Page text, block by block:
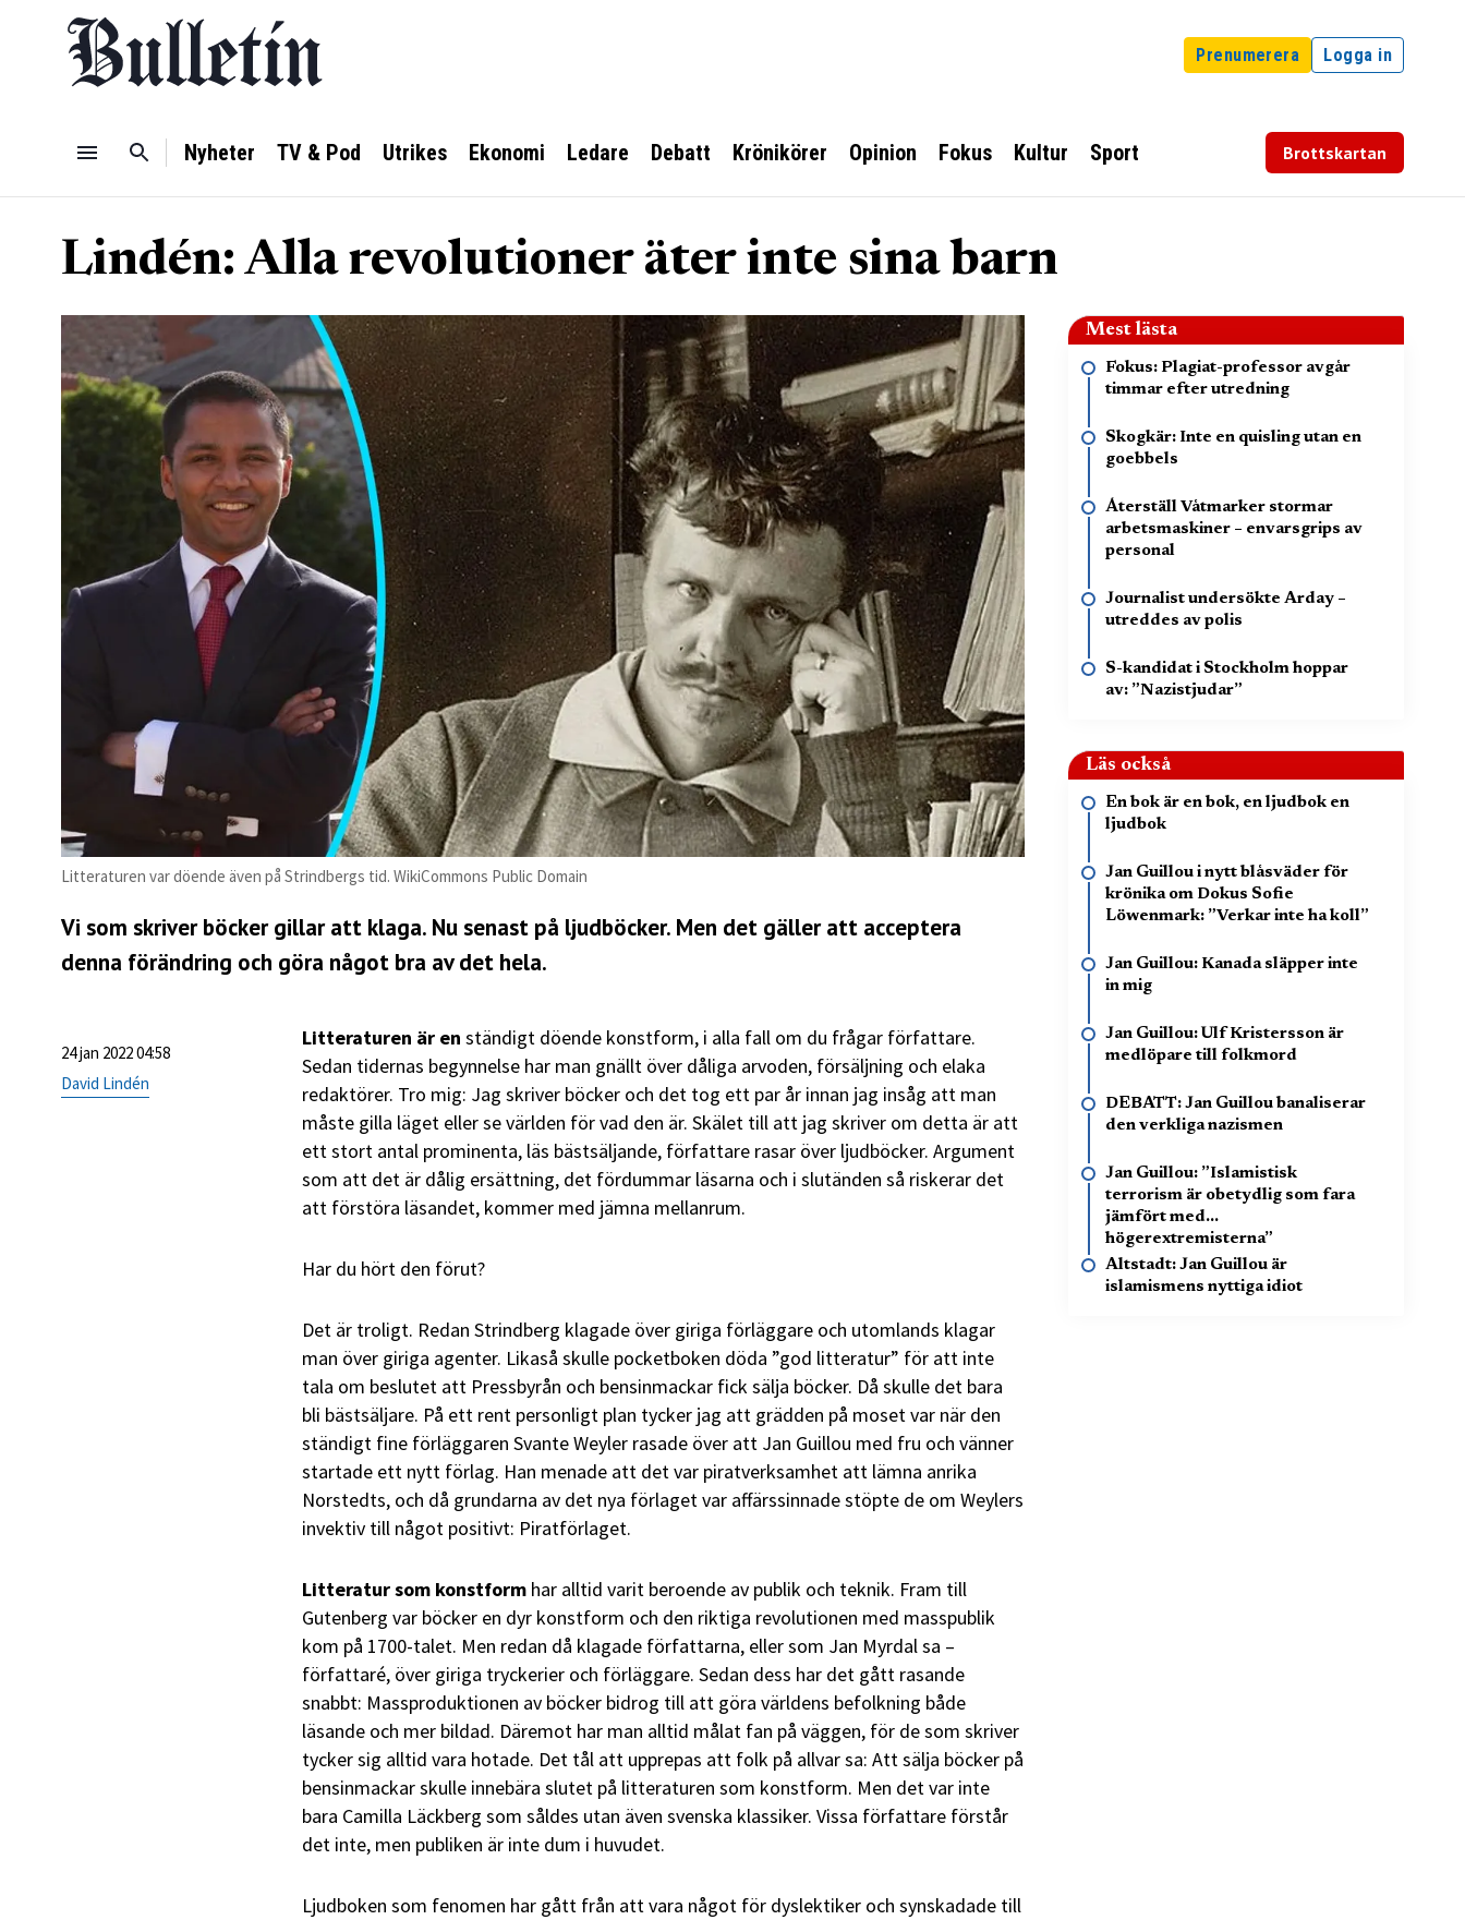
Prenumerera Logga in
Nyheter TV & Pod Utrikes Ekonomi Ledare Debatt Krönikörer Opinion Fokus Kultur Sport Brottskartan
Lindén: Alla revolutioner äter inte sina barn
Litteraturen var döende även på Strindbergs tid. WikiCommons Public Domain
Vi som skriver böcker gillar att klaga. Nu senast på ljudböcker. Men det gäller att acceptera
denna förändring och göra något bra av det hela.
24 jan 2022 04:58
David Lindén
Litteraturen är en ständigt döende konstform, i alla fall om du frågar författare.
Sedan tidernas begynnelse har man gnällt över dåliga arvoden, försäljning och elaka
redaktörer. Tro mig: Jag skriver böcker och det tog ett par år innan jag insåg att man
måste gilla läget eller se världen för vad den är. Skälet till att jag skriver om detta är att
ett stort antal prominenta, läs bästsäljande, författare rasar över ljudböcker. Argument
som att det är dålig ersättning, det fördummar läsarna och i slutänden så riskerar det
att förstöra läsandet, kommer med jämna mellanrum.
Har du hört den förut?
Det är troligt. Redan Strindberg klagade över giriga förläggare och utomlands klagar
man över giriga agenter. Likaså skulle pocketboken döda ”god litteratur” för att inte
tala om beslutet att Pressbyrån och bensinmackar fick sälja böcker. Då skulle det bara
bli bästsäljare. På ett rent personligt plan tycker jag att grädden på moset var när den
ständigt fine förläggaren Svante Weyler rasade över att Jan Guillou med fru och vänner
startade ett nytt förlag. Han menade att det var piratverksamhet att lämna anrika
Norstedts, och då grundarna av det nya förlaget var affärssinnade stöpte de om Weylers
invektiv till något positivt: Piratförlaget.
Litteratur som konstform har alltid varit beroende av publik och teknik. Fram till
Gutenberg var böcker en dyr konstform och den riktiga revolutionen med masspublik
kom på 1700-talet. Men redan då klagade författarna, eller som Jan Myrdal sa –
författaré, över giriga tryckerier och förläggare. Sedan dess har det gått rasande
snabbt: Massproduktionen av böcker bidrog till att göra världens befolkning både
läsande och mer bildad. Däremot har man alltid målat fan på väggen, för de som skriver
tycker sig alltid vara hotade. Det tål att upprepas att folk på allvar sa: Att sälja böcker på
bensinmackar skulle innebära slutet på litteraturen som konstform. Men det var inte
bara Camilla Läckberg som såldes utan även svenska klassiker. Vissa författare förstår
det inte, men publiken är inte dum i huvudet.
Ljudboken som fenomen har gått från att vara något för dyslektiker och synskadade till
Mest lästa
Fokus: Plagiat-professor avgår
timmar efter utredning
Skogkär: Inte en quisling utan en
goebbels
Återställ Våtmarker stormar
arbetsmaskiner – envarsgrips av
personal
Journalist undersökte Arday –
utreddes av polis
S-kandidat i Stockholm hoppar
av: ”Nazistjudar”
Läs också
En bok är en bok, en ljudbok en
ljudbok
Jan Guillou i nytt blåsväder för
krönika om Dokus Sofie
Löwenmark: ”Verkar inte ha koll”
Jan Guillou: Kanada släpper inte
in mig
Jan Guillou: Ulf Kristersson är
medlöpare till folkmord
DEBATT: Jan Guillou banaliserar
den verkliga nazismen
Jan Guillou: ”Islamistisk
terrorism är obetydlig som fara
jämfört med
högerextremisterna”
Altstadt: Jan Guillou är
islamismens nyttiga idiot